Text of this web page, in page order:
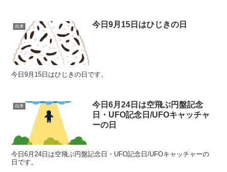
由来 今日9月15日はひじきの日
今日9月15日はひじきの日です。
由来
今日6月24日は空飛ぶ円盤記念
日・UFO記念日/UFOキャッチャ
ーの日
今日6月24日は空飛ぶ円盤記念日・UFO記念日/UFOキャッチャーの
日です。